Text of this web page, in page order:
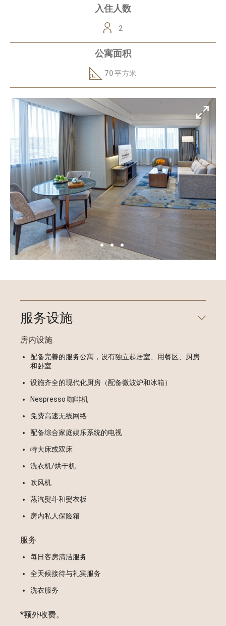
入住人数
2
公寓面积
70 平方米
服务设施
房内设施
配备完善的服务公寓，设有独立起居室、用餐区、厨房
和卧室
设施齐全的现代化厨房（配备微波炉和冰箱）
Nespresso 咖啡机
免费高速无线网络
配备综合家庭娱乐系统的电视
特大床或双床
洗衣机/烘干机
吹风机
蒸汽熨斗和熨衣板
房内私人保险箱
服务
每日客房清洁服务
全天候接待与礼宾服务
洗衣服务
*额外收费。